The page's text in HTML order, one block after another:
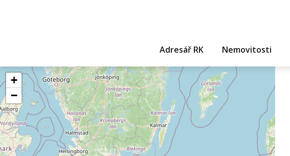
Adresář RK Nemovitosti
+
−